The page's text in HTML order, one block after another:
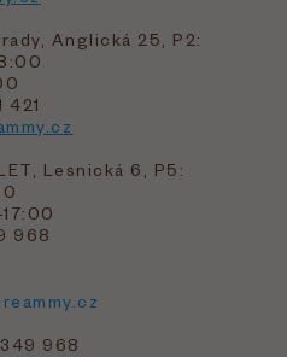
Anglická 25, P2:
Lesnická 6, P5:
968
968